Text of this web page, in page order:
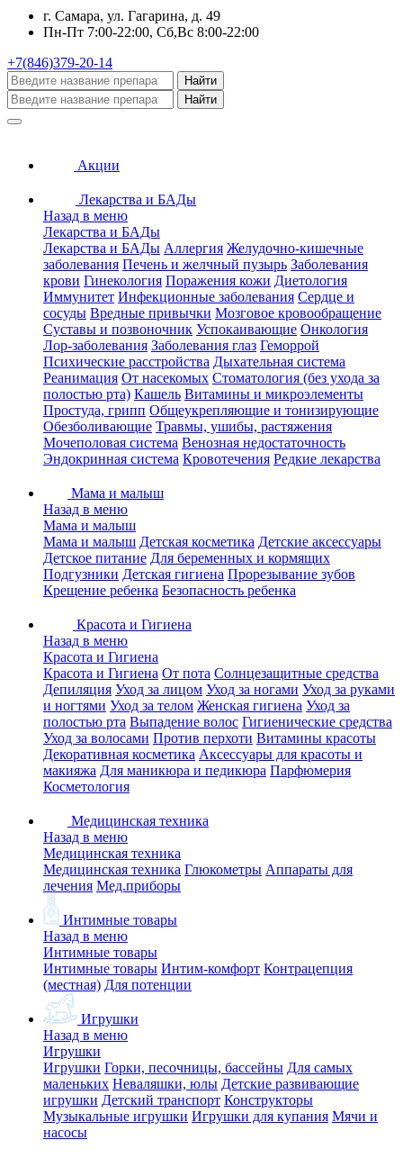
г. Самара, ул. Гагарина, д. 49
Пн-Пт 7:00-22:00, Сб,Вс 8:00-22:00
+7(846)379-20-14
Найти
Найти
Акции
Лекарства и БАДы
Назад в меню
Лекарства и БАДы
Лекарства и БАДы Аллергия Желудочно-кишечные
заболевания Печень и желчный пузырь Заболевания
крови Гинекология Поражения кожи Диетология
Иммунитет Инфекционные заболевания Сердце и
сосуды Вредные привычки Мозговое кровообращение
Суставы и позвоночник Успокаивающие Онкология
Лор-заболевания Заболевания глаз Геморрой
Психические расстройства Дыхательная система
Реанимация От насекомых Стоматология (без ухода за
полостью рта) Кашель Витамины и микроэлементы
Простуда, грипп Общеукрепляющие и тонизирующие
Обезболивающие Травмы, ушибы, растяжения
Мочеполовая система Венозная недостаточность
Эндокринная система Кровотечения Редкие лекарства
Мама и малыш
Назад в меню
Мама и малыш
Мама и малыш Детская косметика Детские аксессуары
Детское питание Для беременных и кормящих
Подгузники Детская гигиена Прорезывание зубов
Крещение ребенка Безопасность ребенка
Красота и Гигиена
Назад в меню
Красота и Гигиена
Красота и Гигиена От пота Солнцезащитные средства
Депиляция Уход за лицом Уход за ногами Уход за руками
и ногтями Уход за телом Женская гигиена Уход за
полостью рта Выпадение волос Гигиенические средства
Уход за волосами Против перхоти Витамины красоты
Декоративная косметика Аксессуары для красоты и
макияжа Для маникюра и педикюра Парфюмерия
Косметология
Медицинская техника
Назад в меню
Медицинская техника
Медицинская техника Глюкометры Аппараты для
лечения Мед.приборы
Интимные товары
Назад в меню
Интимные товары
Интимные товары Интим-комфорт Контрацепция
(местная) Для потенции
Игрушки
Назад в меню
Игрушки
Игрушки Горки, песочницы, бассейны Для самых
маленьких Неваляшки, юлы Детские развивающие
игрушки Детский транспорт Конструкторы
Музыкальные игрушки Игрушки для купания Мячи и
насосы